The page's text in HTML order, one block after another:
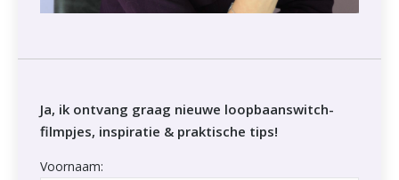
Ja, ik ontvang graag nieuwe loopbaanswitch-
filmpjes, inspiratie & praktische tips!
Voornaam: